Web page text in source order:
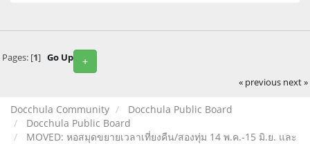
+
Pages: [1] Go Up
« previous next »
Docchula Community
Docchula Public Board
Docchula Public Board
MOVED: หอสมุดขยายเวลาเที่ยงคืน/สองทุ่ม 14 พ.ค.-15 มิ.ย. และ